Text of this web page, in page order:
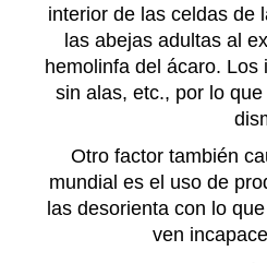
interior de las celdas de
las abejas adultas al
hemolinfa del ácaro.
sin alas, etc., por lo
Otro factor también
mundial es el uso de
las desorienta con lo
ven